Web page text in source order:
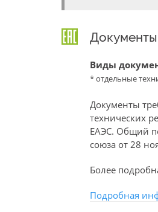
Виды
* отдельные
Документы
технических
ЕАЭС. Общий
союза от 28
Более
Подробная